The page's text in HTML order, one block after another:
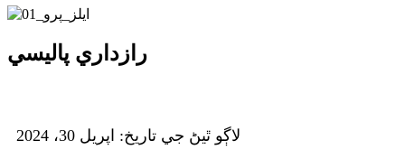
رازداري پاليسي
لاڳو ٿيڻ جي تاريخ: اپريل 30، 2024